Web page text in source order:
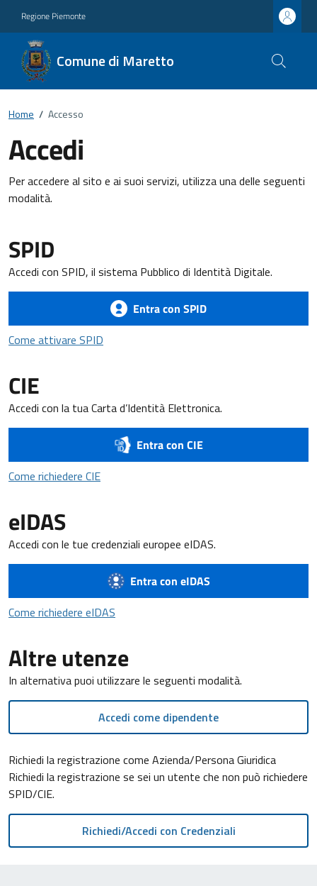
Regione Piemonte
Comune di Maretto
Home / Accesso
Accedi
Per accedere al sito e ai suoi servizi, utilizza una delle seguenti
modalità.
SPID
Accedi con SPID, il sistema Pubblico di Identità Digitale.
Entra con SPID
Come attivare SPID
CIE
Accedi con la tua Carta d’Identità Elettronica.
Entra con CIE
Come richiedere CIECome richiedere CIE
eIDAS
Accedi con le tue credenziali europee eIDAS.
Entra con eIDAS
Come richiedere eIDAS
Altre utenze
In alternativa puoi utilizzare le seguenti modalità.
Accedi come dipendente
Richiedi la registrazione come Azienda/Persona Giuridica
Richiedi la registrazione se sei un utente che non può richiedere
SPID/CIE.